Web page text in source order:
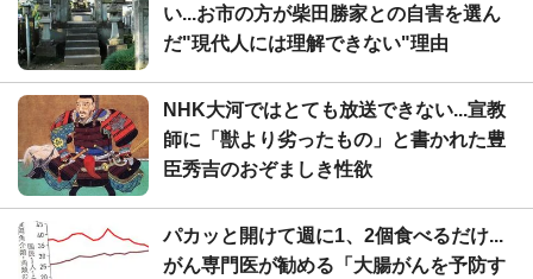
い...お市の方が柴田勝家との自害を選ん
だ"現代人には理解できない"理由
NHK大河ではとても放送できない...宣教
師に「獣より劣ったもの」と書かれた豊
臣秀吉のおぞましき性欲
パカッと開けて週に1、2個食べるだけ...
がん専門医が勧める「大腸がんを予防す